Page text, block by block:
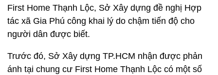
First Home Thạnh Lộc, Sở Xây dựng đề nghị Hợp
tác xã Gia Phú công khai lý do chậm tiến độ cho
người dân được biết.
Trước đó, Sở Xây dựng TP.HCM nhận được phản
ánh tại chung cư First Home Thạnh Lộc có một số